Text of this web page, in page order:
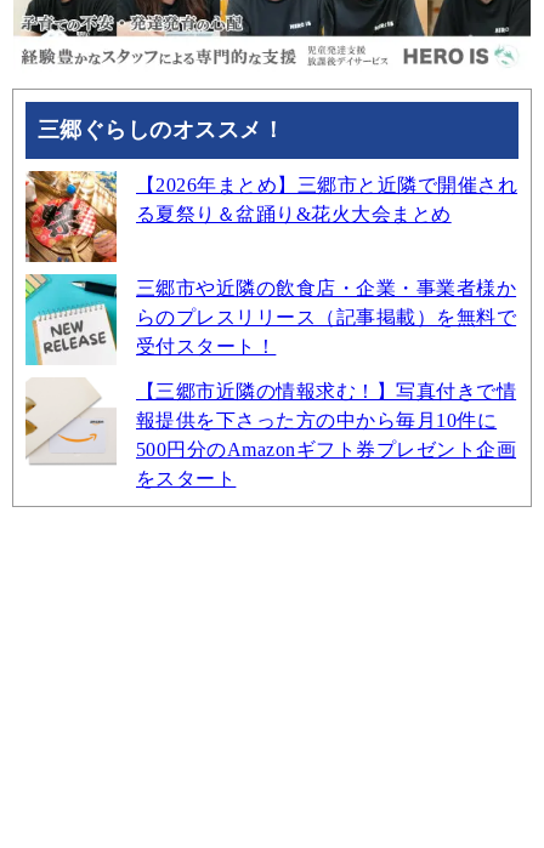
三郷ぐらしのオススメ！
【2026年まとめ】三郷市と近隣で開催され
る夏祭り＆盆踊り&花火大会まとめ
三郷市や近隣の飲食店・企業・事業者様か
らのプレスリリース（記事掲載）を無料で
受付スタート！
【三郷市近隣の情報求む！】写真付きで情
報提供を下さった方の中から毎月10件に
500円分のAmazonギフト券プレゼント企画
をスタート